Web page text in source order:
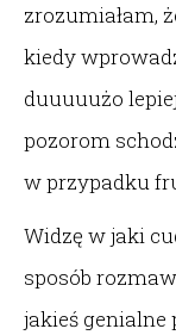
zrozumiałam,
kiedy
duuuuużo
pozorom
w przypadku
Widzę w jaki
sposób
jakieś genialne